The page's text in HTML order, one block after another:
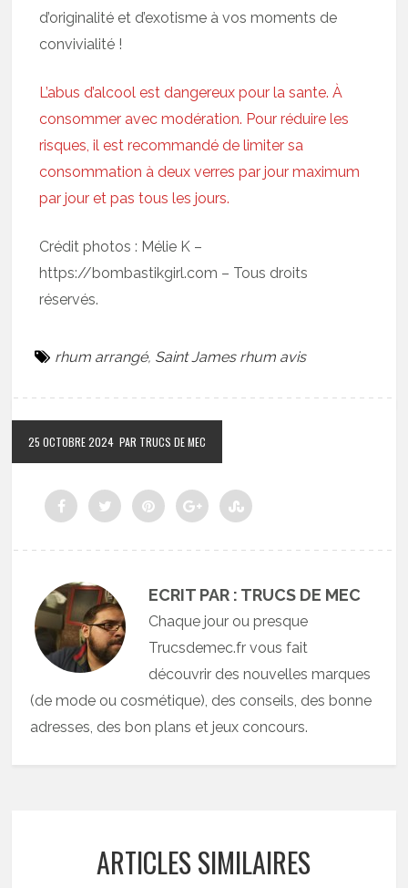
d’originalité et d’exotisme à vos moments de
convivialité !
L’abus d’alcool est dangereux pour la sante. À
consommer avec modération. Pour réduire les
risques, il est recommandé de limiter sa
consommation à deux verres par jour maximum
par jour et pas tous les jours.
Crédit photos : Mélie K –
https://bombastikgirl.com – Tous droits
réservés.
rhum arrangé, Saint James rhum avis
25 OCTOBRE 2024 PAR TRUCS DE MEC
ECRIT PAR : TRUCS DE MEC
Chaque jour ou presque
Trucsdemec.fr vous fait
découvrir des nouvelles marques
(de mode ou cosmétique), des conseils, des bonne
adresses, des bon plans et jeux concours.
ARTICLES SIMILAIRES